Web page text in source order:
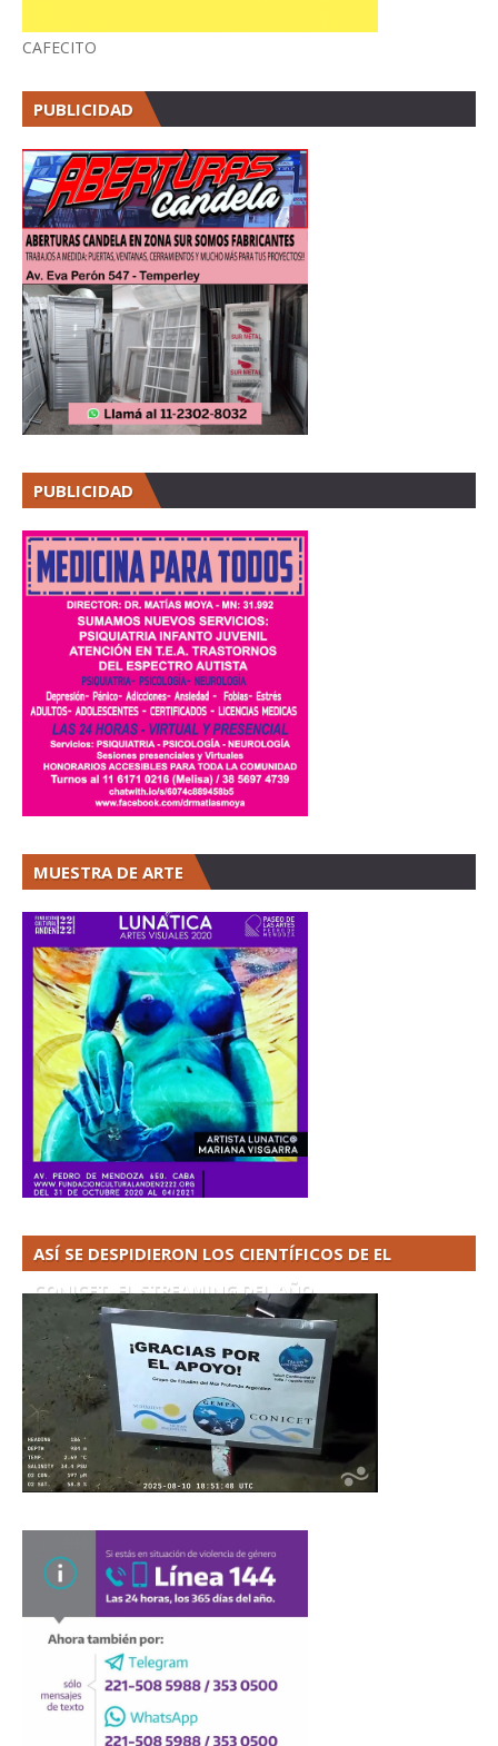
CAFECITO
PUBLICIDAD
PUBLICIDAD
MUESTRA DE ARTE
ASÍ SE DESPIDIERON LOS CIENTÍFICOS DE EL
CONICET. EL STREAMING DEL AÑO